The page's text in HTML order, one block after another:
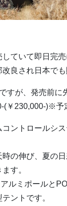
ていて即日完
良され日本で
すが、発売前に
(￥230,000-)※予
ントロールシ
の伸び、夏の
す。
ルミポールと
ントです。